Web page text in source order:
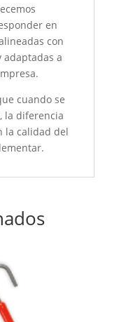
en
con
a
cuando se
la diferencia
la calidad del